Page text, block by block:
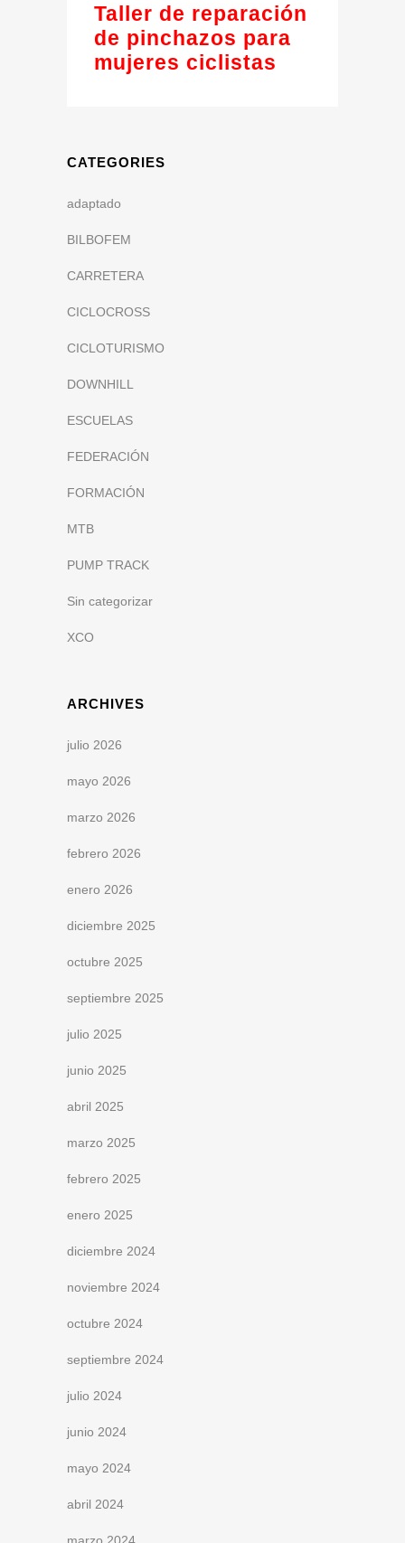
Taller de reparación
de pinchazos para
mujeres ciclistas
CATEGORIES
adaptado
BILBOFEM
CARRETERA
CICLOCROSS
CICLOTURISMO
DOWNHILL
ESCUELAS
FEDERACIÓN
FORMACIÓN
MTB
PUMP TRACK
Sin categorizar
XCO
ARCHIVES
julio 2026
mayo 2026
marzo 2026
febrero 2026
enero 2026
diciembre 2025
octubre 2025
septiembre 2025
julio 2025
junio 2025
abril 2025
marzo 2025
febrero 2025
enero 2025
diciembre 2024
noviembre 2024
octubre 2024
septiembre 2024
julio 2024
junio 2024
mayo 2024
abril 2024
marzo 2024